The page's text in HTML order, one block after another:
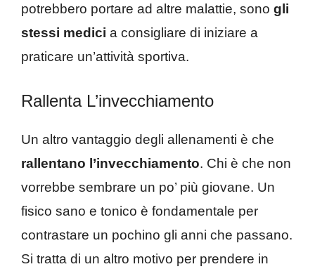
potrebbero portare ad altre malattie, sono gli
stessi medici a consigliare di iniziare a
praticare un’attività sportiva.
Rallenta L’invecchiamento
Un altro vantaggio degli allenamenti è che
rallentano l’invecchiamento. Chi è che non
vorrebbe sembrare un po’ più giovane. Un
fisico sano e tonico è fondamentale per
contrastare un pochino gli anni che passano.
Si tratta di un altro motivo per prendere in